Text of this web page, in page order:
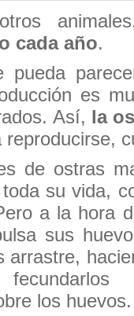
cada año.
es
Así, la
reproducirse,
de ostras
su vida,
a la hora
sus
arrastre,
los huevos.